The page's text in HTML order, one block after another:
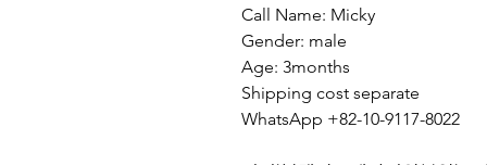
Call Name: Micky
Gender: male
Age: 3months
Shipping cost separate
WhatsApp +82-10-9117-8022